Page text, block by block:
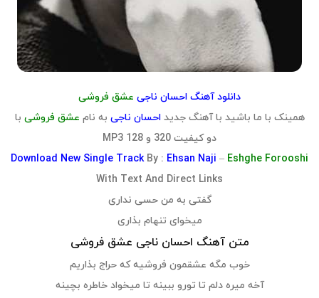
دانلود آهنگ احسان ناجی عشق فروشی
همینک با ما باشید با آهنگ جدیداحسان ناجی به نام عشق فروشی با
دو کیفیت 320 و 128 MP3
Download New Single Track By : Ehsan Naji – Eshghe Forooshi
With Text And Direct Links
گفتی به من حسی نداری
میخوای تنهام بذاری
متن آهنگ احسان ناجی عشق فروشی
خوب مگه عشقمون فروشیه که حراج بذاریم
آخه میره دلم تا تورو ببینه تا میخواد خاطره بچینه